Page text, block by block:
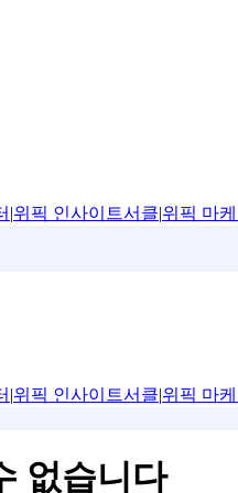
|위픽 인사이트서클|위픽 마케
|위픽 인사이트서클|위픽 마케
없습니다